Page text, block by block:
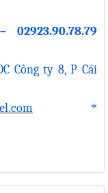
02923.90.78.79
Công ty 8, P Cái
*